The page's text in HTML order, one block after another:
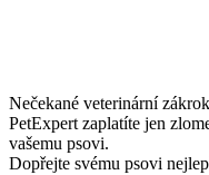
Nečekané veterinární
PetExpert zaplatíte jen
vašemu psovi.
Dopřejte svému psovi